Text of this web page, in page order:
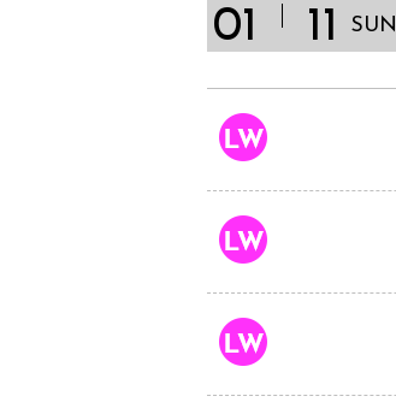
01 11 SUN